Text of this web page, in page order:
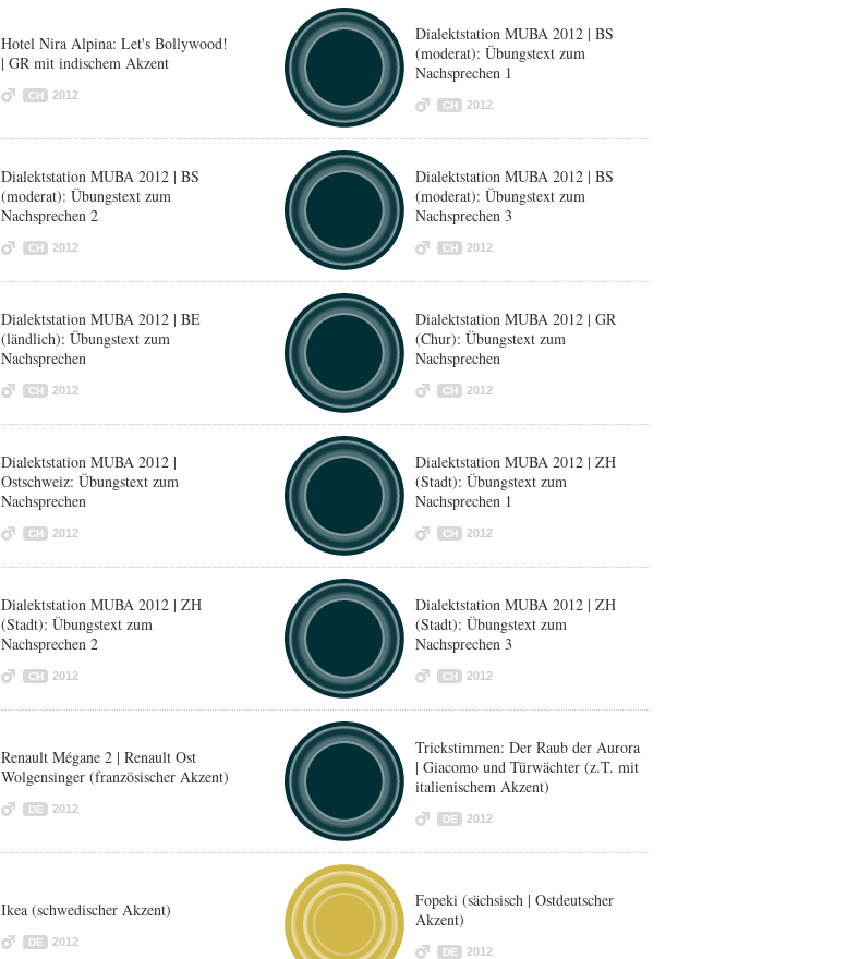
Hotel Nira Alpina: Let's Bollywood!
| GR mit indischem Akzent
CH 2012
Dialektstation MUBA 2012 | BS
(moderat): Übungstext zum
Nachsprechen 1
CH 2012
Dialektstation MUBA 2012 | BS
(moderat): Übungstext zum
Nachsprechen 2
CH 2012
Dialektstation MUBA 2012 | BS
(moderat): Übungstext zum
Nachsprechen 3
CH 2012
Dialektstation MUBA 2012 | BE
(ländlich): Übungstext zum
Nachsprechen
CH 2012
Dialektstation MUBA 2012 | GR
(Chur): Übungstext zum
Nachsprechen
CH 2012
Dialektstation MUBA 2012 |
Ostschweiz: Übungstext zum
Nachsprechen
CH 2012
Dialektstation MUBA 2012 | ZH
(Stadt): Übungstext zum
Nachsprechen 1
CH 2012
Dialektstation MUBA 2012 | ZH
(Stadt): Übungstext zum
Nachsprechen 2
CH 2012
Dialektstation MUBA 2012 | ZH
(Stadt): Übungstext zum
Nachsprechen 3
CH 2012
Renault Mégane 2 | Renault Ost
Wolgensinger (französischer Akzent)
DE 2012
Trickstimmen: Der Raub der Aurora
| Giacomo und Türwächter (z.T. mit
italienischem Akzent)
DE 2012
Ikea (schwedischer Akzent)
DE 2012
Fopeki (sächsisch | Ostdeutscher
Akzent)
DE 2012